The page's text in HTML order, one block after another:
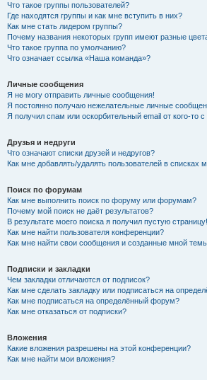
Что такое группы пользователей?
Где находятся группы и как мне вступить в них?
Как мне стать лидером группы?
Почему названия некоторых групп имеют разные
Что такое группа по умолчанию?
Что означает ссылка «Наша команда»?
Личные сообщения
Я не могу отправить личные сообщения!
Я постоянно получаю нежелательные личные
Я получил спам или оскорбительный email от кого-то
Друзья и недруги
Что означают списки друзей и недругов?
Как мне добавлять/удалять пользователей в списках
Поиск по форумам
Как мне выполнить поиск по форуму или форумам?
Почему мой поиск не даёт результатов?
В результате моего поиска я получил пустую страницу!
Как мне найти пользователя конференции?
Как мне найти свои сообщения и созданные мной
Подписки и закладки
Чем закладки отличаются от подписок?
Как мне сделать закладку или подписаться на
Как мне подписаться на определённый форум?
Как мне отказаться от подписки?
Вложения
Какие вложения разрешены на этой конференции?
Как мне найти мои вложения?